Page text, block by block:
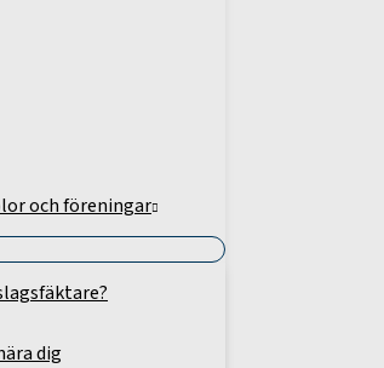
och föreningar
dig